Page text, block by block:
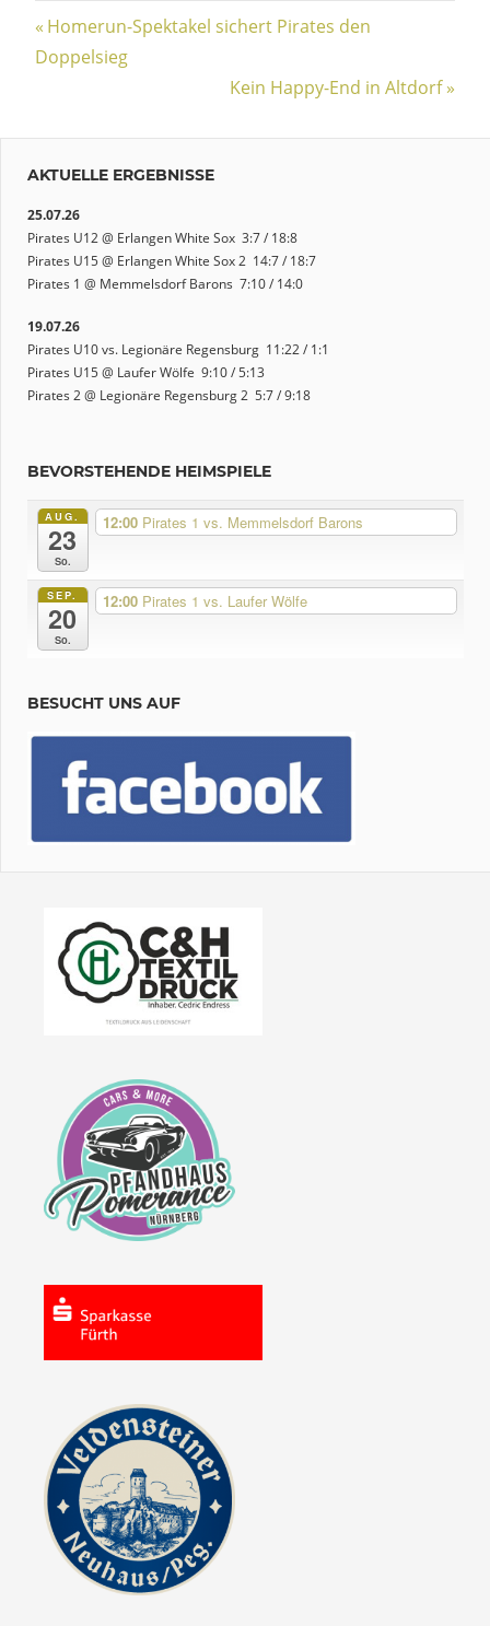
Beitragsnavigation
Vorheriger
Beitrag:
Homerun-Spektakel sichert Pirates den
Doppelsieg
Nächster
Kein Happy-End in Altdorf
AKTUELLE ERGEBNISSE
25.07.26
Pirates U12 @ Erlangen White Sox 3:7 / 18:8
Pirates U15 @ Erlangen White Sox 2 14:7 / 18:7
Pirates 1 @ Memmelsdorf Barons 7:10 / 14:0
19.07.26
Pirates U10 vs. Legionäre Regensburg 11:22 / 1:1
Pirates U15 @ Laufer Wölfe 9:10 / 5:13
Pirates 2 @ Legionäre Regensburg 2 5:7 / 9:18
BEVORSTEHENDE HEIMSPIELE
AUG.
23
So.
12:00 Pirates 1 vs. Memmelsdorf Barons
SEP.
20
So.
12:00 Pirates 1 vs. Laufer Wölfe
BESUCHT UNS AUF